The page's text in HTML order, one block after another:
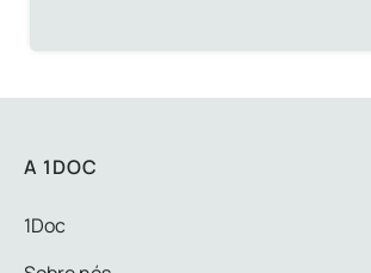
A 1DOC
1Doc